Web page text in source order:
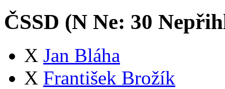
ČSSD (N Ne: 30
X Jan Bláha
X František Brožík